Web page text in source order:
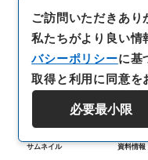
サムネイル 資料情報
ご訪問いただきあり
私たちがより良い情
バシーポリシーに基
取得と利用に同意を
必要最小限